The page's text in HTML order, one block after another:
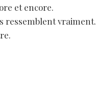
et encore.
ressemblent vraiment.